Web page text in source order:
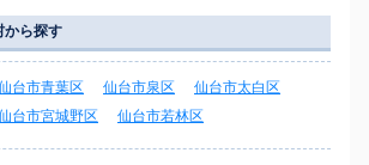
から探す
台市青葉区 仙台市泉区
仙台市太白区
台市宮城野区
仙台市若林区